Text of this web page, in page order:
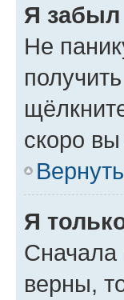
Я забыл
Не
скоро
Я
Сначала
верны,